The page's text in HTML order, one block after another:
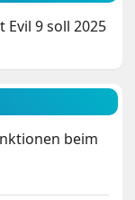
Evil 9 soll 2025
beim